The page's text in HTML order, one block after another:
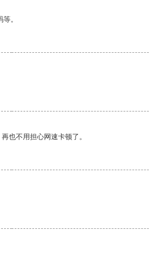
。
也不用担心网速卡顿了。